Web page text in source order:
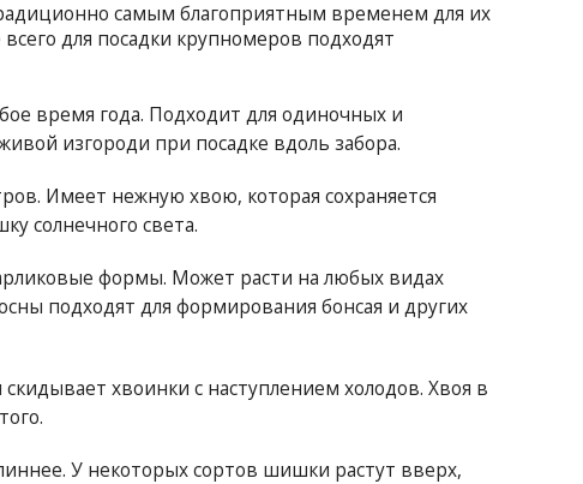
самым благоприятным временем для их
для посадки крупномеров подходят
время года. Подходит для одиночных и
изгороди при посадке вдоль забора.
Имеет нежную хвою, которая сохраняется
солнечного света.
формы. Может расти на любых видах
подходят для формирования бонсая и других
хвоинки с наступлением холодов. Хвоя в
У некоторых сортов шишки растут вверх,